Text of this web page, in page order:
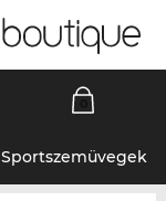
Sportszemüvegek